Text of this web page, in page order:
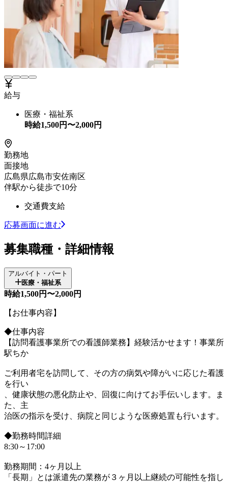
給与
医療・福祉系
時給1,500円〜2,000円
勤務地
面接地
広島県広島市安佐南区
伴駅から徒歩で10分
交通費支給
応募画面に進む
募集職種・詳細情報
アルバイト・パート
医療・福祉系
時給1,500円〜2,000円
【お仕事内容】
◆仕事内容
【訪問看護事業所での看護師業務】経験活かせます！事業所
駅ちか
ご利用者宅を訪問して、その方の病気や障がいに応じた看護
を行い
、健康状態の悪化防止や、回復に向けてお手伝いします。ま
た、主
治医の指示を受け、病院と同じような医療処置も行います。
◆勤務時間詳細
8:30～17:00
勤務期間：4ヶ月以上
「長期」とは派遣先の業務が３ヶ月以上継続の可能性を指し